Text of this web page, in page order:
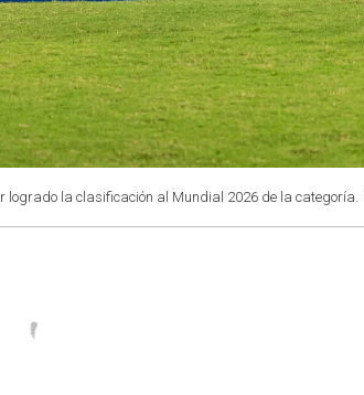
logrado la clasificación al Mundial 2026 de la categoría.